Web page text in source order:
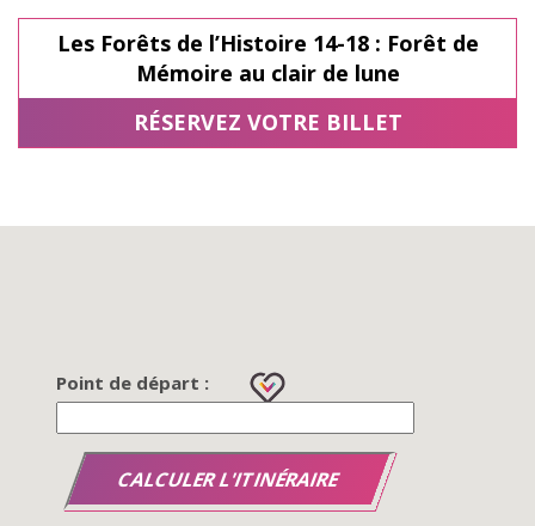
Les Forêts de l’Histoire 14-18 : Forêt de
Mémoire au clair de lune
RÉSERVEZ VOTRE BILLET
Point de départ :